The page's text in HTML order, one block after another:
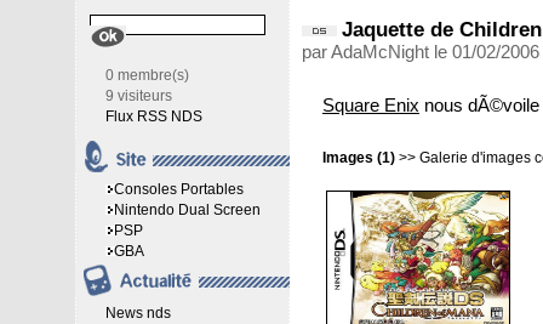
0 membre(s)
9 visiteurs
Flux RSS NDS
Consoles Portables
Nintendo Dual Screen
PSP
GBA
News nds
Jaquette de
par AdaMcNight le 01/02/
Square Enix nous
Images (1) >> Galerie d'images